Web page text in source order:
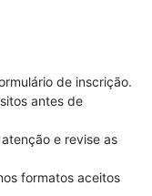
de inscrição.
antes de
e revise as
formatos aceitos